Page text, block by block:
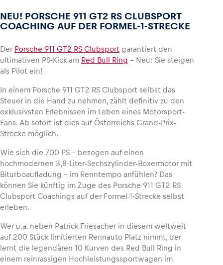
NEU! PORSCHE 911 GT2 RS CLUBSPORT
COACHING AUF DER FORMEL-1-STRECKE
Der Porsche 911 GT2 RS Clubsport garantiert den
ultimativen PS-Kick am Red Bull Ring – Neu: Sie steigen
als Pilot ein!
In einem Porsche 911 GT2 RS Clubsport selbst das
Steuer in die Hand zu nehmen, zählt definitiv zu den
exklusivsten Erlebnissen im Leben eines Motorsport-
Fans. Ab sofort ist dies auf Österreichs Grand-Prix-
Strecke möglich.
Wie sich die 700 PS – bezogen auf einen
hochmodernen 3,8-Liter-Sechszylinder-Boxermotor mit
Biturboaufladung – im Renntempo anfühlen? Das
können Sie künftig im Zuge des Porsche 911 GT2 RS
Clubsport Coachings auf der Formel-1-Strecke selbst
erleben.
Wer u.a. neben Patrick Friesacher in diesem weltweit
auf 200 Stück limitierten Rennauto Platz nimmt, der
lernt die legendären 10 Kurven des Red Bull Ring in
einem reinrassigen Hochleistungssportwagen im